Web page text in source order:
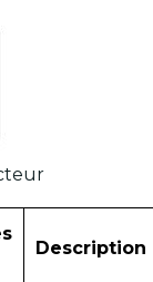
Description